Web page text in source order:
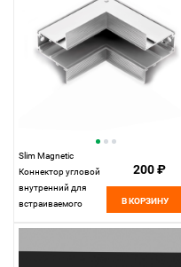
Slim Magnetic
Коннектор угловой
внутренний для
встраиваемого
Elektrostandard
200 ₽
В КОРЗИНУ